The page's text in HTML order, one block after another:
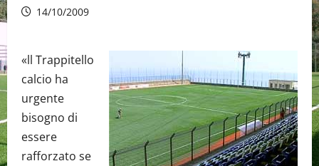
14/10/2009
«ll Trappitello
calcio ha
urgente
bisogno di
essere
rafforzato se